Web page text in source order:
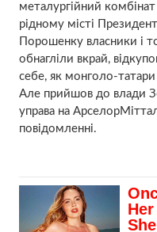
металургійний
рідному місті
Порошенку власники і
обнагліли вкрай,
себе, як монголо-татари
Але прийшов до влади
управа на
повідомленні.